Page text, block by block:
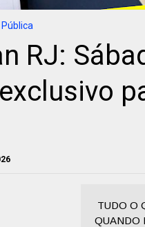
RJ:
TUDO O
QUANDO